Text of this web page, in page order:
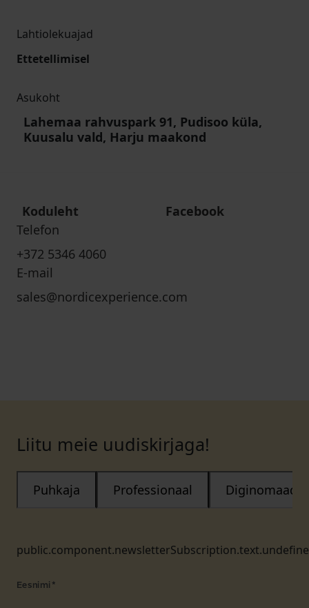
Lahtiolekuajad
Ettetellimisel
Asukoht
Lahemaa rahvuspark 91, Pudisoo küla,
Kuusalu vald, Harju maakond
Koduleht
Facebook
Telefon
+372 5346 4060
E-mail
sales@nordicexperience.com
Liitu meie uudiskirjaga!
Puhkaja Professionaal Diginomaad
Eesnimi *